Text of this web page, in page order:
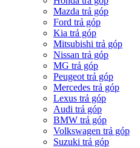
Mazda trả góp
Ford trả góp
Kia trả góp
Mitsubishi trả góp
Nissan trả góp
MG trả góp
Peugeot trả góp
Mercedes trả góp
Lexus trả góp
Audi trả góp
BMW trả góp
Volkswagen trả góp
Suzuki trả góp